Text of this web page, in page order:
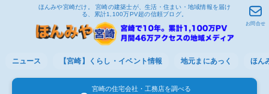
ほんみや宮崎だけ。 宮崎の建築士が、生活・住まい・地域情報を届け
る、累計1,100万PV超の信頼ブログ。
ニュース 【宮崎】くらし・イベント情報 地元まにあっく ほん
宮崎の住宅会社・工務店を調べる
お問合せ